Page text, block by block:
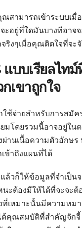
สามารถเข้าระบบเมื่
ะอยู่ที่ใดมันบางทีอาจ
ริงๆเมื่อคุณติดใจที่จะ
แบบเรียลไท
เขาถูกใจ
ใช้จ่ายสำหรับการสมัค
มโดยรวมนี้อาจอยู่ใน
ผ่านเนื้อความตัวอักษร
ข้าถึงแผนที่ได้
ล้วก็ให้ข้อมูลที่จำเป็น
ะต้องมีให้ได้ที่จะจะต้
ที่เหมาะนั้นมีความหม
ด้คุณสมบัติที่สำคัญจักจี้